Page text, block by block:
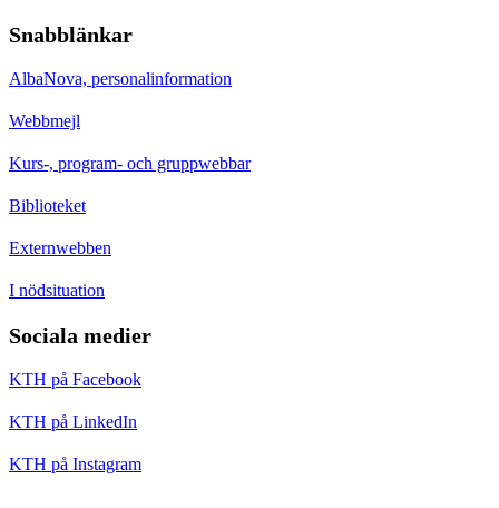
Snabblänkar
AlbaNova, personalinformation
Webbmejl
Kurs-, program- och gruppwebbar
Biblioteket
Externwebben
I nödsituation
Sociala medier
KTH på Facebook
KTH på LinkedIn
KTH på Instagram